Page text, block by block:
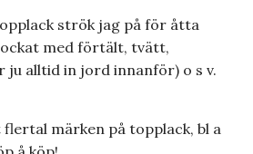
strök jag på för åtta
med förtält, tvätt,
ju alltid in jord innanför) o s v.
märken på topplack, bl a